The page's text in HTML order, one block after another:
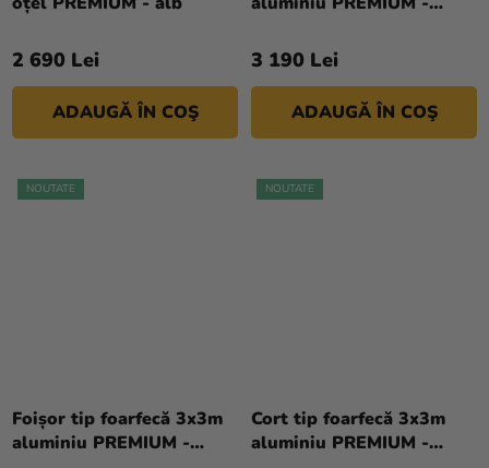
2 690 Lei
ADAUGĂ ÎN COŞ
3 190 Lei
ADAUGĂ ÎN COŞ
NOUTATE
Foișor tip foarfecă 3x3m
aluminiu PREMIUM -
NOUTATE
Cort tip foarfecă 3x3m
aluminiu PREMIUM -